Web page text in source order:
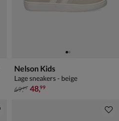
Nelson Kids
Lage sneakers - beige
van € 69,99 voor € 48,99
69,99 48,99